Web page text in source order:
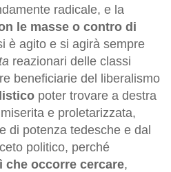
radicale, e la
le masse o contro di
è agito e si agirà sempre
reazionari delle classi
beneficiarie del liberalismo
poter trovare a destra
e proletarizzata,
di potenza tedesche e dal
politico, perché
che occorre cercare,